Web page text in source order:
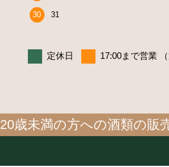
30 31
定休日 17:00まで営業
20歳未満の方への酒類の販